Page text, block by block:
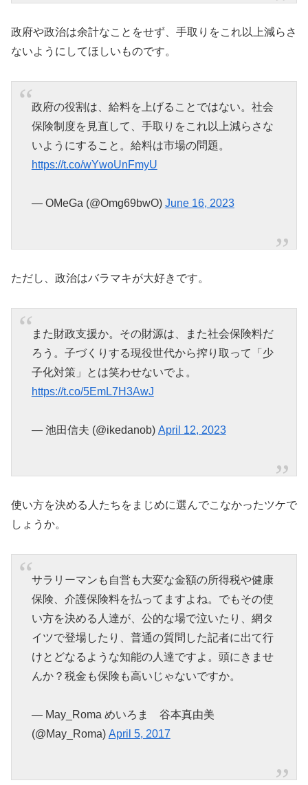
政府や政治は余計なことをせず、手取りをこれ以上減らさ
ないようにしてほしいものです。
政府の役割は、給料を上げることではない。社会
保険制度を見直して、手取りをこれ以上減らさな
いようにすること。給料は市場の問題。
https://t.co/wYwoUnFmyU
— OMeGa (@Omg69bwO) June 16, 2023
ただし、政治はバラマキが大好きです。
また財政支援か。その財源は、また社会保険料だ
ろう。子づくりする現役世代から搾り取って「少
子化対策」とは笑わせないでよ。
https://t.co/5EmL7H3AwJ
— 池田信夫 (@ikedanob) April 12, 2023
使い方を決める人たちをまじめに選んでこなかったツケで
しょうか。
サラリーマンも自営も大変な金額の所得税や健康
保険、介護保険料を払ってますよね。でもその使
い方を決める人達が、公的な場で泣いたり、網タ
イツで登場したり、普通の質問した記者に出て行
けとどなるような知能の人達ですよ。頭にきませ
んか？税金も保険も高いじゃないですか。
— May_Roma めいろま 谷本真由美
(@May_Roma) April 5, 2017